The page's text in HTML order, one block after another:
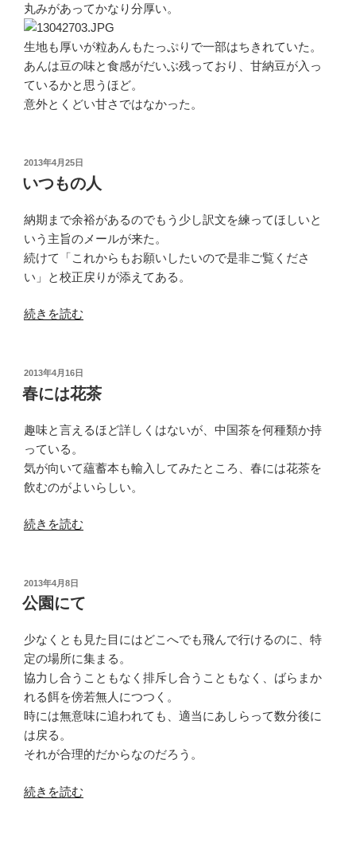
丸みがあってかなり分厚い。
生地も厚いが粒あんもたっぷりで一部はちきれていた。
あんは豆の味と食感がだいぶ残っており、甘納豆が入っ
ているかと思うほど。
意外とくどい甘さではなかった。
投
稿
日:
2013年4月25日
いつもの人
納期まで余裕があるのでもう少し訳文を練ってほしいと
いう主旨のメールが来た。
続けて「これからもお願いしたいので是非ご覧くださ
い」と校正戻りが添えてある。
“い
の
人”
続きを読む
投
稿
日:
2013年4月16日
春には花茶
趣味と言えるほど詳しくはないが、中国茶を何種類か持
っている。
気が向いて蘊蓄本も輸入してみたところ、春には花茶を
飲むのがよいらしい。
“春
花
茶”
続きを読む
投
稿
日:
2013年4月8日
公園にて
少なくとも見た目にはどこへでも飛んで行けるのに、特
定の場所に集まる。
協力し合うこともなく排斥し合うこともなく、ばらまか
れる餌を傍若無人につつく。
時には無意味に追われても、適当にあしらって数分後に
は戻る。
それが合理的だからなのだろう。
“公
続きを読む